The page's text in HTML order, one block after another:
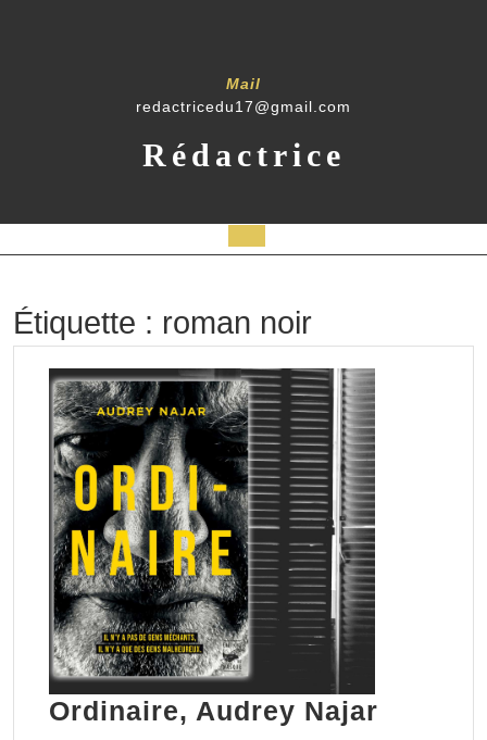
Mail
redactricedu17@gmail.com
Rédactrice
Button
Étiquette : roman noir
Ordinaire, Audrey Najar